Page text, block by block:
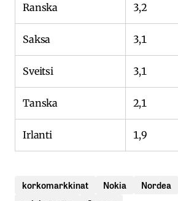
Ranska 3,2
Saksa 3,1
Sveitsi 3,1
Tanska 2,1
Irlanti 1,9
korkomarkkinat Nokia Nordea